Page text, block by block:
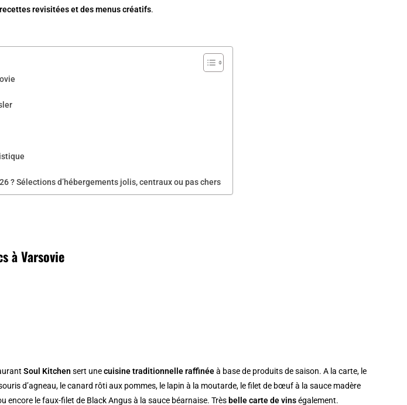
recettes revisitéeset desmenus créatifs.
? Sélections d’hébergements jolis, centraux ou pas chers
à Varsovie
Soul Kitchen sert unecuisine traditionnelle raffinéeà base de produits de saison. A la carte, le
d’agneau, le canard rôti aux pommes, le lapin à la moutarde, le filet de bœuf à la sauce madère
encore le faux-filet de Black Angus à la sauce béarnaise. Très belle carte de vinségalement.